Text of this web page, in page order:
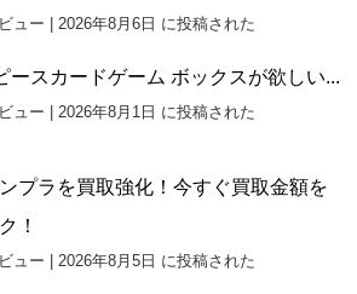
ュー | 2026年8月6日 に投稿された
ースカードゲーム ボックスが欲しい...
ュー | 2026年8月1日 に投稿された
プラを買取強化！今すぐ買取金額を
！
ュー | 2026年8月5日 に投稿された